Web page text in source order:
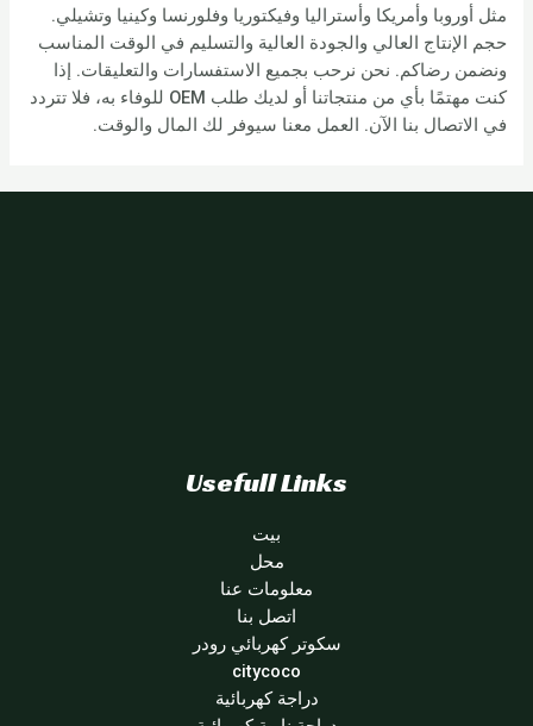
مثل أوروبا وأمريكا وأستراليا وفيكتوريا وفلورنسا وكينيا وتشيلي.
حجم الإنتاج العالي والجودة العالية والتسليم في الوقت المناسب
ونضمن رضاكم. نحن نرحب بجميع الاستفسارات والتعليقات. إذا
كنت مهتمًا بأي من منتجاتنا أو لديك طلب OEM للوفاء به، فلا تتردد
في الاتصال بنا الآن. العمل معنا سيوفر لك المال والوقت.
Usefull Links
بيت
محل
معلومات عنا
اتصل بنا
سكوتر كهربائي رودر
citycoco
دراجة كهربائية